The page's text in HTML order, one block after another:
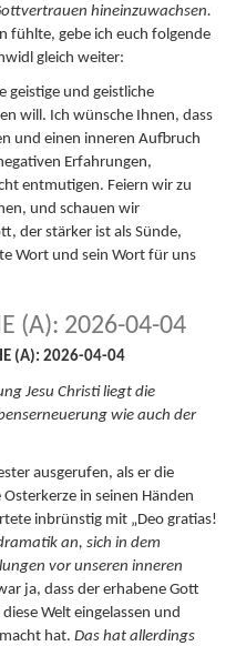
hineinzuwachsen.
fühlte, gebe ich euch folgende
gleich weiter:
geistige und geistliche
will. Ich wünsche Ihnen, dass
und einen inneren Aufbruch
Erfahrungen,
entmutigen. Feiern wir zu
und schauen wir
der stärker ist als Sünde,
Wort und sein Wort für uns
(A): 2026-04-04
(A): 2026-04-04
Jesu Christi liegt die
wie auch der
ausgerufen, als er die
in seinen Händen
inbrünstig mit „Deo gratias!
an, sich in dem
vor unseren inneren
ja, dass der erhabene Gott
Welt eingelassen und
hat. Das hat allerdings